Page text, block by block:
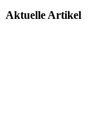
Aktuelle Artikel